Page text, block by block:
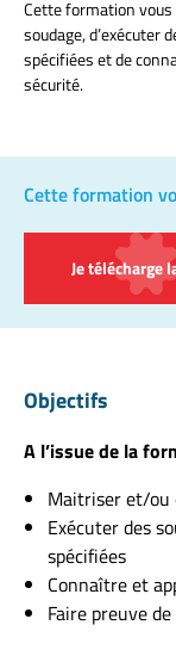
Cette formation
soudage, d’exécuter
spécifiées et de
sécurité.
Cette formation
Je télécharge
Objectifs
A l’issue de la
Maitriser et/ou
Exécuter des
spécifiées
Connaître et
Faire preuve